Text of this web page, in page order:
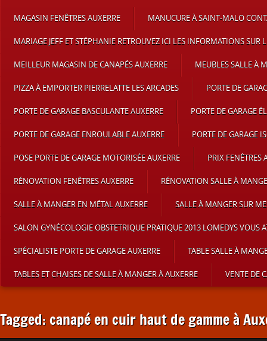
MAGASIN FENÊTRES AUXERRE MANUCURE À SAINT-MALO
MARIAGE JEFF ET STÉPHANIE RETROUVEZ ICI LES INFORMATIONS SUR
MEILLEUR MAGASIN DE CANAPÉS AUXERRE MEUBLES SALLE À
PIZZA À EMPORTER PIERRELATTE LES ARCADES PORTE DE
PORTE DE GARAGE BASCULANTE AUXERRE PORTE DE GARAGE
PORTE DE GARAGE ENROULABLE AUXERRE PORTE DE GARAGE
POSE PORTE DE GARAGE MOTORISÉE AUXERRE PRIX FENÊTRES
RÉNOVATION FENÊTRES AUXERRE RÉNOVATION SALLE À
SALLE À MANGER EN MÉTAL AUXERRE SALLE À MANGER SUR
SALON GYNÉCOLOGIE OBSTETRIQUE PRATIQUE 2013 LOMEDYS VOUS
SPÉCIALISTE PORTE DE GARAGE AUXERRE TABLE SALLE À
TABLES ET CHAISES DE SALLE À MANGER À AUXERRE VENTE DE
Tagged: canapé en cuir haut de gamme à